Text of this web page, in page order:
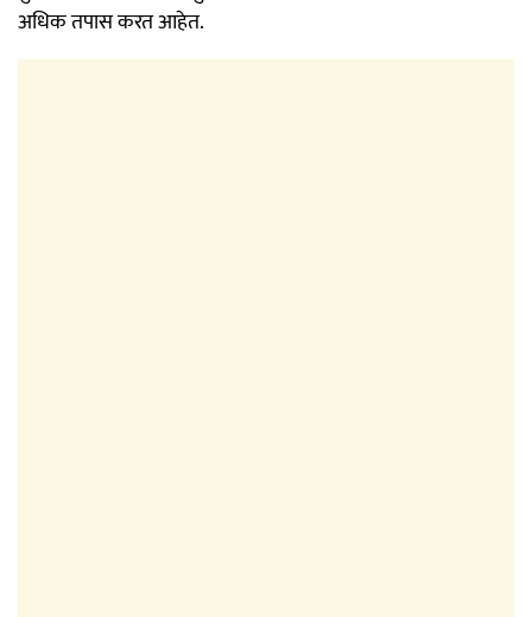
अधिक तपास करत आहेत.